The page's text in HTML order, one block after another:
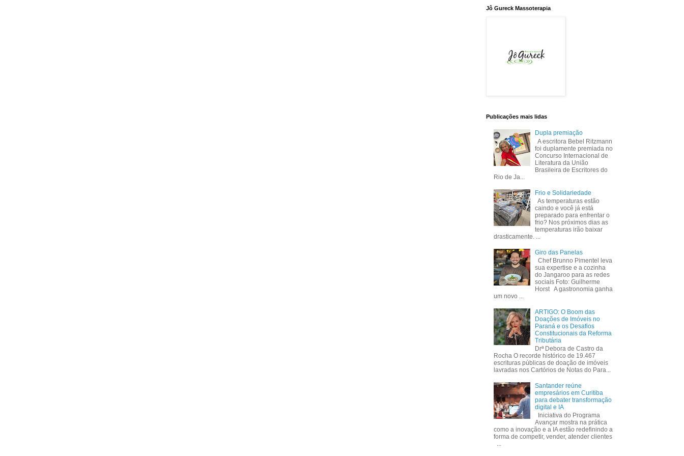
Jô Gureck Massoterapia
Publicações mais lidas
Dupla premiação
A escritora Bebel Ritzmann
foi duplamente premiada no
Concurso Internacional de
Literatura da União
Brasileira de Escritores do
Rio de Ja...
Frio e Solidariedade
As temperaturas estão
caindo e você já está
preparado para enfrentar o
frio? Nos próximos dias as
temperaturas irão baixar
drasticamente. ...
Giro das Panelas
Chef Brunno Pimentel leva
sua expertise e a cozinha
do Jangaroo para as redes
sociais Foto: Guilherme
Horst A gastronomia ganha
um novo ...
ARTIGO: O Boom das
Doações de Imóveis no
Paraná e os Desafios
Constitucionais da Reforma
Tributária
Drª Debora de Castro da
Rocha O recorde histórico de 19.467
escrituras públicas de doação de imóveis
lavradas nos Cartórios de Notas do Para...
Santander reúne
empresários em Curitiba
para debater transformação
digital e IA
Iniciativa do Programa
Avançar mostra na prática
como a inovação e a IA estão redefinindo a
forma de competir, vender, atender clientes
...